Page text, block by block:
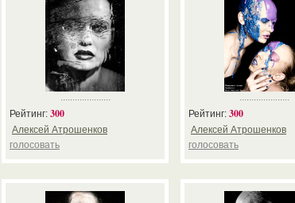
.....................
Рейтинг: 300
Алексей Атрошенков
голосовать
.....................
Рейтинг: 300
Алексей Атрошенков
голосовать